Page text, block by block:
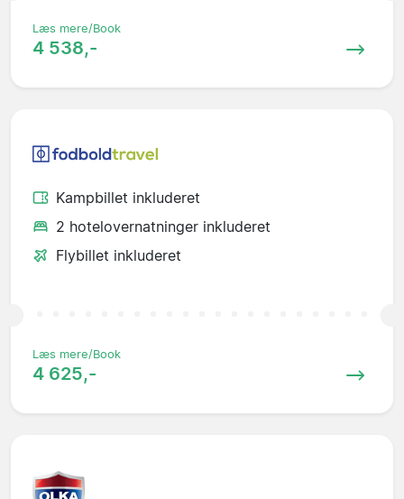
Læs mere/Book
4 538,-
Kampbillet inkluderet
2 hotelovernatninger inkluderet
Flybillet inkluderet
Læs mere/Book
4 625,-